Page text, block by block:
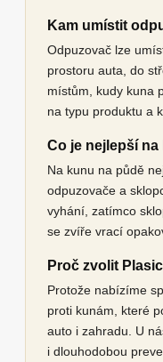
Kam umístit
Odpuzovač lze
prostoru auta, do
místům, kudy kuna
na typu produktu a
Co je nejlepší
Na kunu na půdě
odpuzovače a
vyhání, zatímco
se zvíře vrací
Proč zvolit
Protože nabízíme
proti kunám, které
auto i zahradu. U
i dlouhodobou